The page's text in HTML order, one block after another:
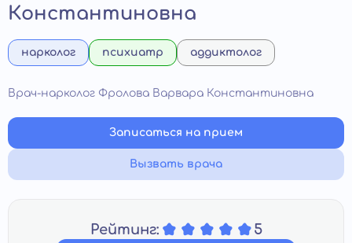
Константиновна
нарколог психиатр аддиктолог
Врач-нарколог Фролова Варвара Константиновна
Записаться на прием
Вызвать врача
Рейтинг: 5